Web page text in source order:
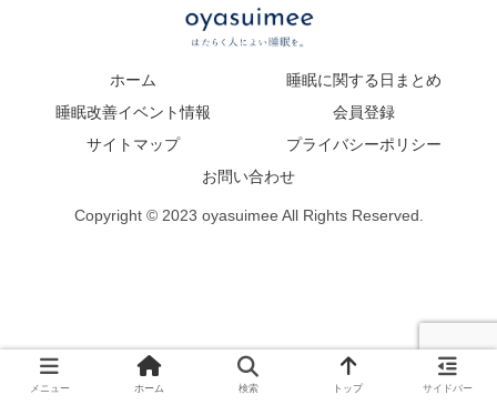
ホーム
睡眠に関する日まとめ
睡眠改善イベント情報
会員登録
サイトマップ
プライバシーポリシー
お問い合わせ
Copyright © 2023 oyasuimee All Rights Reserved.
メニュー ホーム 検索 トップ サイドバー